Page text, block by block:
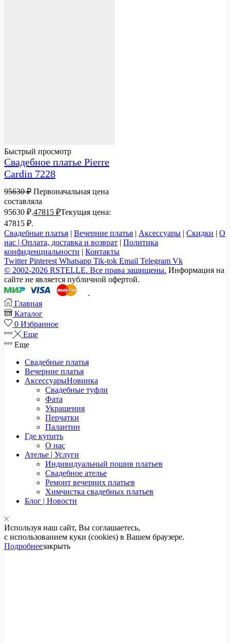
Быстрый просмотр
Свадебное платье Pierre
Cardin 7228
95630₽ Первоначальная цена
составляла
95630 ₽.47815 ₽Текущая цена:
47815 ₽.
Свадебные платья | Вечерние платья | Аксессуары | Скидки | О
нас | Оплата, доставка и возврат | Политика
конфиденциальности | Контакты
Twitter Pinterest Whatsapp Tik-tok Email Telegram Vk
© 2002-2026 RSTELLE. Все права защищены. Информация на
сайте не является публичной офертой.
.
Главная
Каталог
0 Избранное
Еще
Еще
Свадебные платья
Вечерние платья
АксессуарыНовинка
Свадебные туфли
Фата
Украшения
Перчатки
Палантин
Где купить
О нас
Ателье | Услуги
Индивидуальный пошив платьев
Свадебное ателье
Ремонт вечерних платьев
Химчистка свадебных платьев
Блог | Новости
Используя наш сайт, Вы соглашаетесь,
с использованием куки (cookies) в Вашем браузере.
Подробнеезакрыть